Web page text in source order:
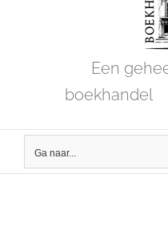
Een
boekhandel
Ga naar...